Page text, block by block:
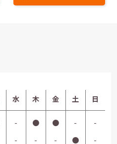
水 木 金 土 日
- ● ● -
-
- - - ● -